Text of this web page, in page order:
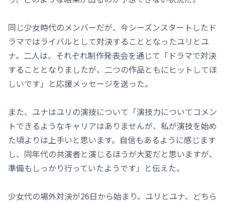
同じ少女時代のメンバーだが、今シーズンスタートしたド
ラマではライバルとして対決することとなったユリとユ
ナ。二人は、それぞれ制作発表会を通じて「ドラマで対決
することとなりましたが、二つの作品ともにヒットしてほ
しいです」と応援メッセージを送った。
また、ユナはユリの演技について「演技力についてコメン
トできるようなキャリアはありませんが、私が演技を始め
た頃よりは上手いと思います。自信もあるように感じます
し、同年代の共演者と演じるほうが大変だと思いますが、
準備もしっかり行っていたようです」と伝えた。
少女代の場外対決が26日から始まり、ユリとユナ、どちら